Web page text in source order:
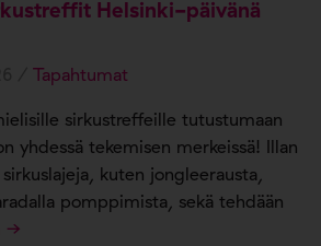
Helsinki-päivänä
Tapahtumat
sirkustreffeille tutustumaan
yhdessä tekemisen merkeissä! Illan
kuten jongleerausta,
pomppimista, sekä tehdään
→